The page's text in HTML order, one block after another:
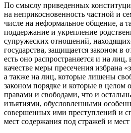
По смыслу приведенных
на неприкосновенность частной и
числе на неформальное общение, а
поддержание и укрепление
супружеских отношений,
государства, защищается законом в
есть оно распространяется и на
качестве меры пресечения избрана
а также на лиц, которые лишены
законом порядке и которые в целом
правами и свободами, что и
изъятиями, обусловленными
совершенных ими преступлений и
мест содержания под стражей и